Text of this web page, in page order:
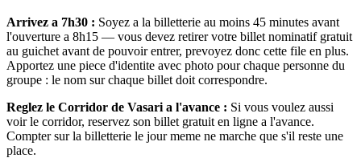
Arrivez a 7h30 : Soyez a la billetterie au moins 45 minutes avant
l'ouverture a 8h15 — vous devez retirer votre billet nominatif gratuit
au guichet avant de pouvoir entrer, prevoyez donc cette file en plus.
Apportez une piece d'identite avec photo pour chaque personne du
groupe : le nom sur chaque billet doit correspondre.
Reglez le Corridor de Vasari a l'avance : Si vous voulez aussi
voir le corridor, reservez son billet gratuit en ligne a l'avance.
Compter sur la billetterie le jour meme ne marche que s'il reste une
place.